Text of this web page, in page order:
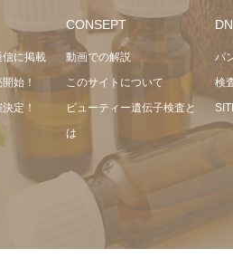
信に掲載
始！
定！
CONSEPT
動画での解説
このサイトについて
ビューティー遺伝子検査と
は
パ
検